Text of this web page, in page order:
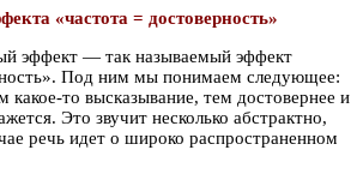
«частота = достоверность»
эффект — так называемый эффект
Под ним мы понимаем следующее:
то высказывание, тем достовернее и
Это звучит несколько абстрактно,
речь идет о широко распространенном